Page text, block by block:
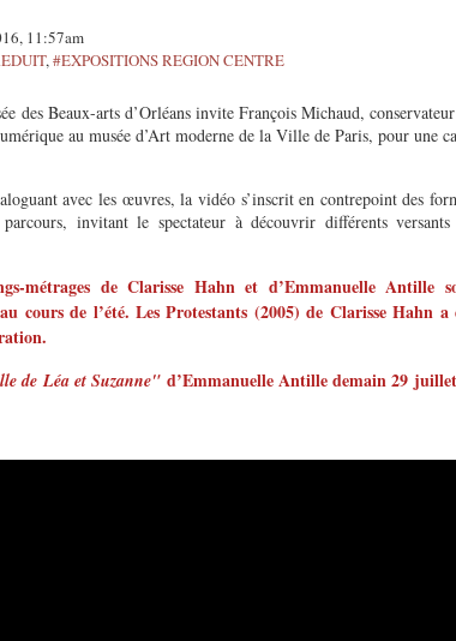
11:57am
,#EXPOSITIONS REGION CENTRE
des Beaux-arts d’Orléans invite François Michaud,
au musée d’Art moderne de la Ville de Paris, pour une
avec les œuvres, la vidéo s’inscrit en contrepoint des
parcours, invitant le spectateur à découvrir différents
métrages de Clarisse Hahn et d’Emmanuelle Antille
cours de l’été. Les Protestants (2005) de Clarisse Hahn a
de Léa et Suzanne" d’Emmanuelle Antille demain 29